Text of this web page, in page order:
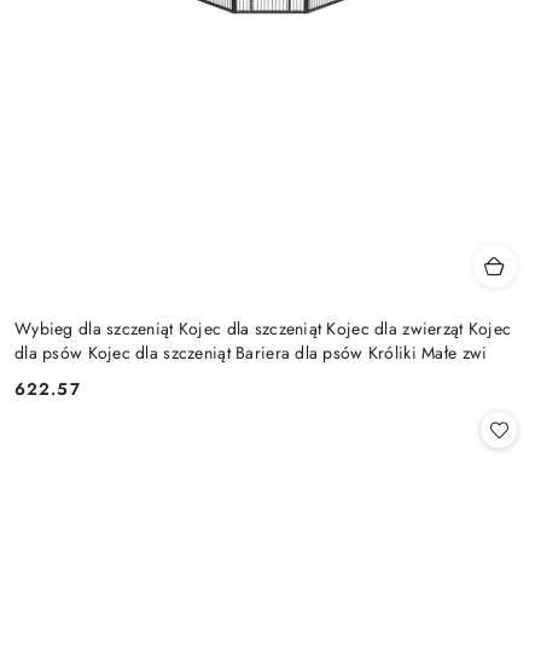
Wybieg dla szczeniąt Kojec dla szczeniąt Kojec dla zwierząt Kojec
dla psów Kojec dla szczeniąt Bariera dla psów Króliki Małe zwi
Cena:
622.57